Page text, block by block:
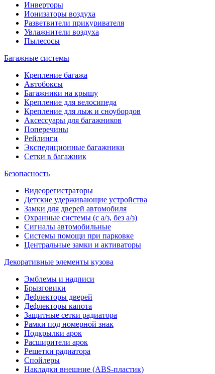
Инверторы
Ионизаторы воздуха
Разветвители прикуривателя
Увлажнители воздуха
Пылесосы
Багажные системы
Крепление багажа
Автобоксы
Багажники на крышу
Крепление для велосипеда
Крепление для лыж и сноубордов
Аксессуары для багажников
Поперечины
Рейлинги
Экспедиционные багажники
Сетки в багажник
Безопасность
Видеорегистраторы
Детские удерживающие устройства
Замки для дверей автомобиля
Охранные системы (с а/з, без а/з)
Сигналы автомобильные
Системы помощи при парковке
Центральные замки и активаторы
Декоративные элементы кузова
Эмблемы и надписи
Брызговики
Дефлекторы дверей
Дефлекторы капота
Защитные сетки радиатора
Рамки под номерной знак
Подкрылки арок
Расширители арок
Решетки радиатора
Спойлеры
Накладки внешние (ABS-пластик)